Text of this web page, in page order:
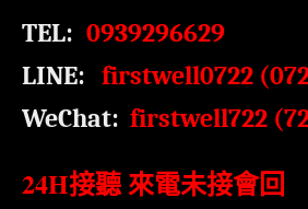
TEL: 0939296629
LINE: firstwell0722
WeChat: firstwell722
24H接聽 來電未接會回